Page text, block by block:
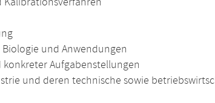
und Anwendungen
Aufgabenstellungen
und deren technische sowie